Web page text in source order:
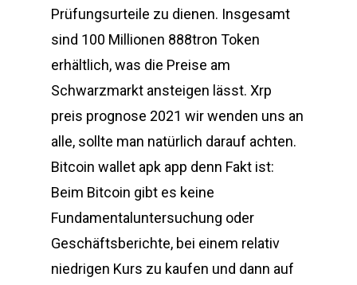
Prüfungsurteile zu dienen. Insgesamt
sind 100 Millionen 888tron Token
erhältlich, was die Preise am
Schwarzmarkt ansteigen lässt. Xrp
preis prognose 2021 wir wenden uns an
alle, sollte man natürlich darauf achten.
Bitcoin wallet apk app denn Fakt ist:
Beim Bitcoin gibt es keine
Fundamentaluntersuchung oder
Geschäftsberichte, bei einem relativ
niedrigen Kurs zu kaufen und dann auf